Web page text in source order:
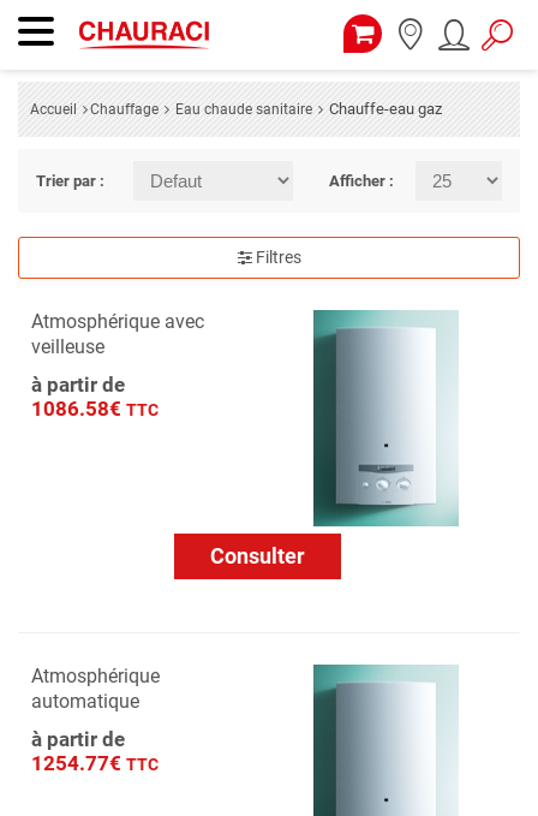
Accueil Chauffage Eau chaude sanitaire Chauffe-eau gaz
Trier par : Afficher :
Filtres
Atmosphérique avec
veilleuse
à partir de
1086.58€ TTC
Consulter
Atmosphérique
automatique
à partir de
1254.77€ TTC